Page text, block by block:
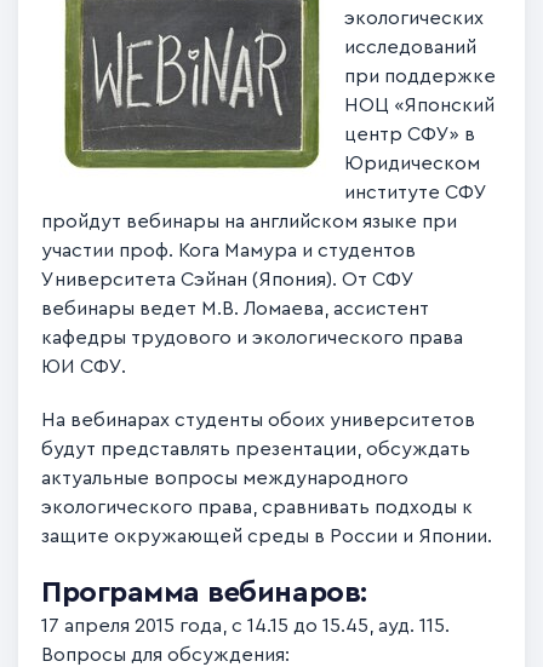
экологических
исследований
при поддержке
НОЦ «Японский
центр СФУ» в
Юридическом
институте СФУ
пройдут вебинары на английском языке при
участии проф. Кога Мамура и студентов
Университета Сэйнан (Япония). От СФУ
вебинары ведет М.В. Ломаева, ассистент
кафедры трудового и экологического права
ЮИ СФУ.
На вебинарах студенты обоих университетов
будут представлять презентации, обсуждать
актуальные вопросы международного
экологического права, сравнивать подходы к
защите окружающей среды в России и Японии.
Программа вебинаров:
17 апреля 2015 года, с 14.15 до 15.45, ауд. 115.
Вопросы для обсуждения: